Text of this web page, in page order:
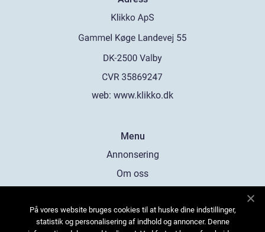
web: www.klikko.dk
Menu
Annonsering
Om oss
Kontakta oss
På vores website bruges cookies til at huske dine indstillinger,
statistik og personalisering af indhold og annoncer. Denne